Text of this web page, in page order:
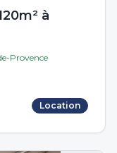
à
Provence
Location